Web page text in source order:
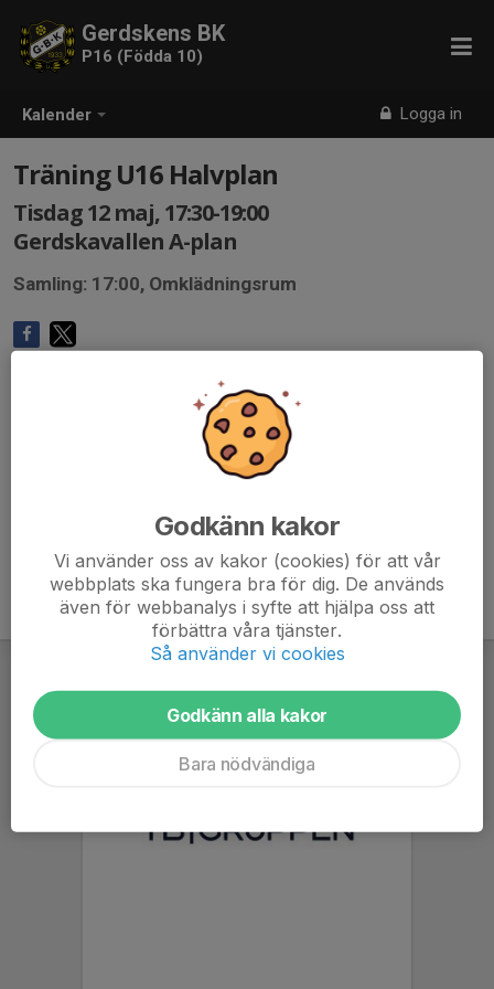
Kalender Logga in
Gerdskens BK
P16 (Födda 10)
Träning U16 Halvplan
Tisdag 12 maj, 17:30-19:00
Gerdskavallen A-plan
Samling: 17:00, Omklädningsrum
Godkänn kakor
Vi använder oss av kakor (cookies) för att vår
webbplats ska fungera bra för dig. De används
även för webbanalys i syfte att hjälpa oss att
förbättra våra tjänster.
Så använder vi cookies
Godkänn alla kakor
Bara nödvändiga